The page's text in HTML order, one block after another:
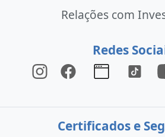
Relações com
Redes
Certificados e